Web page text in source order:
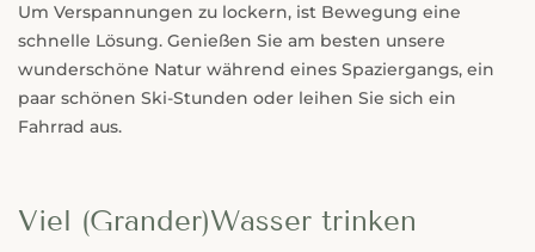
Um Verspannungen zu lockern, ist Bewegung eine
schnelle Lösung. Genießen Sie am besten unsere
wunderschöne Natur während eines Spaziergangs, ein
paar schönen Ski-Stunden oder leihen Sie sich ein
Fahrrad aus.
Viel (Grander)Wasser trinken